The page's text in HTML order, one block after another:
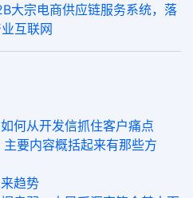
大宗电商供应链服务系统，落
互联网
何从开发信抓住客户痛点
要内容概括起来有那些方
趋势